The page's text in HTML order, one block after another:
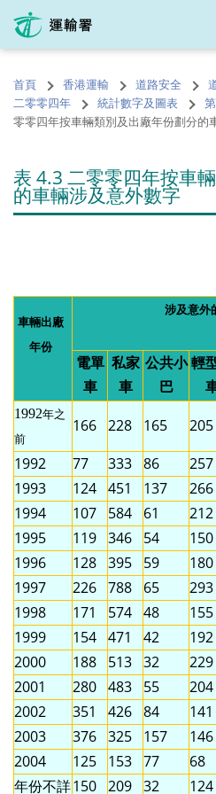
內
的
開
始
首頁 香港運輸 道路安全
二零零四年
統計數字及圖表
零零四年按車輛類別及出廠年份劃分的
表 4.3 二零零四年按車
的車輛涉及意外數字
車輛出廠
年份
涉及意外
電單
車
私家
車
公共小
巴
輕
1992年之
前
166 228 165 205
1992
77 333 86 257
1993
124 451 137 266
1994
107 584 61 212
1995
119 346 54 150
1996
128 395 59 180
1997
226 788 65 293
1998
171 574 48 155
1999
154 471 42 192
2000
188 513 32 229
2001
280 483 55 204
2002
351 426 84 141
2003
376 325 157 146
2004
125 153 77 68
年份不詳150 209 32 124